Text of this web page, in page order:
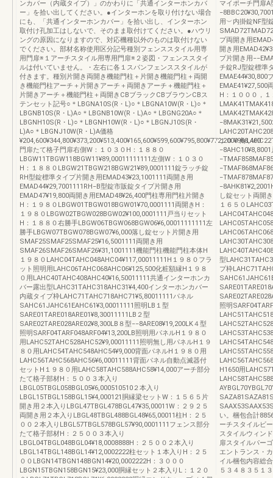
ンカバー（内蔵タイプ）」のかわりに「共通インターホンカバ
ー」を拾い出してください。●インターホンを取り付けない場合
にも、「共通インターホンカバー」を拾い出し、インターホン
取付け孔加工はしないで、そのまま取付けてください。●ハウリ
ングの原因になりますので、対応機種以外のものは取付けない
でください。部材名称使用区分記号種別フェンススタイル用専
用門扉※１アーチスタイル用専用門扉※２姿図・フェンススタイ
ルは付いていません。・左右に各１スパンフェンススタイルが
付きます。種別片開き両開き機能門柱＋片開き機能門柱＋両開
き機能門柱アーチ＋片開きアーチ＋両開きアーチ＋機能門柱＋
片開きアーチ＋機能門柱＋両開きCBブラックCBブラウンCBス
テンセット記号○＊LBGNA10S(R・L)○＊LBGNA10W(R・L)○＊
LBGNB10S(R・L)A○＊LBGNB10W(R・L)A○＊LBGNG20A○＊
LBGNH10S(R・L)○＊LBGNH10W(R・L)○＊LBGNJ10S(R・
L)A○＊LBGNJ10W(R・L)A価格
¥204,600¥344,800¥373,200¥513,400¥165,600¥599,600¥795,800¥772,200¥968,400
門扉たて格子門扉右側W：１０３０H：１８８０
LBGW11TBGW118BGW11¥89,00011111111左側W：１０３０
H：１８８０LBGW21TBGW218BGW21¥89,0001111錠ラッチ錠
RH型錠標準タイプ片開き用EMAD43¥23,1001111両開き用
EMAD44¥29,7001111RH−B型錠市販錠タイプ片開き用
EMAD47¥19,800両開き用EMAD48¥26,400門柱専用門柱片開き
H：１９８０LBGW01TBGW018BGW01¥70,0001111両開きH：
１９８０LBGW02TBGW028BGW02¥100,0001111戸当りセット
H：１８８０右勝手LBGW06TBGW068BGW06¥6,00011111111左
勝手LBGW07TBGW078BGW07¥6,000落し錠セット片開き用
SMAF25SMAF25SMAF25¥16,5001111両開き用
SMAF26SMAF26SMAF26¥31,1001111機能門柱機能門柱本体H
１９８０LAHC04TAHC048AHC04¥117,00011111H１９８０フラ
ット照明用LAHC06TAHC068AHC06¥125,500化粧額縁H１９８
０用LAHC40TAHC408AHC40¥16,50011111共通インターホンカ
バー露出型LAHC31TAHC318AHC31¥4,400インターホンカバー
内蔵タイプ枠LAHC71TAHC718AHC71¥5,80011111パネル
SAHC61JAHC61EAHC61¥3,00011111照明LB１型
SARE01TARE018ARE01¥8,30011111LB２型
SARE02TARE028ARE02¥8,300LB８型−−8ARE08¥19,200LK４型
照明SARF04TARF048ARF04¥13,200LB照明用パネルH１９８０
用LAHC52TAHC528AHC52¥9,00011111照明無し用パネルH１９
８０用LAHC54TAHC548AHC54¥9,000背面パネルH１９８０用
LAHC56TAHC568AHC56¥6,00011111背面パネル自動点滅器付
セットH１９８０用LAHC58TAHC588AHC58¥14,000アーチ部分
たて格子部材H：５００３本入り
LBGL05TBGL058BGL05¥6,000510510２本入り
LBGL15TBGL158BGL15¥4,000121胴縁梁セットW：１５６５片
開き用２本入りLBGL47TBGL478BGL47¥35,00011W：２９２５
両開き用２本入りLBGL48TBGL488BGL48¥65,00011柱H：２５
００２本入りLBGL57TBGL578BGL57¥90,0001111フェンス部分
たて格子部材H：２５００３本入り
LBGL04TBGL048BGL04¥18,0008888H：２５００２本入り
LBGL14TBGL148BGL14¥12,0002222柱セット１本入りH：２５
００LBGN14TBGN148BGN14¥20,0002222H：３０００
LBGN15TBGN158BGN15¥23,000胴縁セット２本入りL：１２０
マイポーチ門扉A
用︶内掛錠NF型
プ両開き用
開き用
プ片開き用
チ錠RJ型錠標準
EMAE44¥30,800
EMAE41¥27,500
H：１０００，
１００角
し錠セット両開
１６５０
型
プ枠
照明
H1650用
い。梱包合計
ーチスタイルビ
スタイルウィン
扉スタイルパー
エントランス・
イル梱包内容総
５３４８３５１